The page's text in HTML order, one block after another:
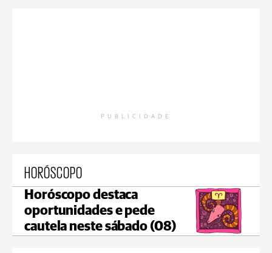
PUBLICIDADE
HORÓSCOPO
Horóscopo destaca
oportunidades e pede
cautela neste sábado (08)